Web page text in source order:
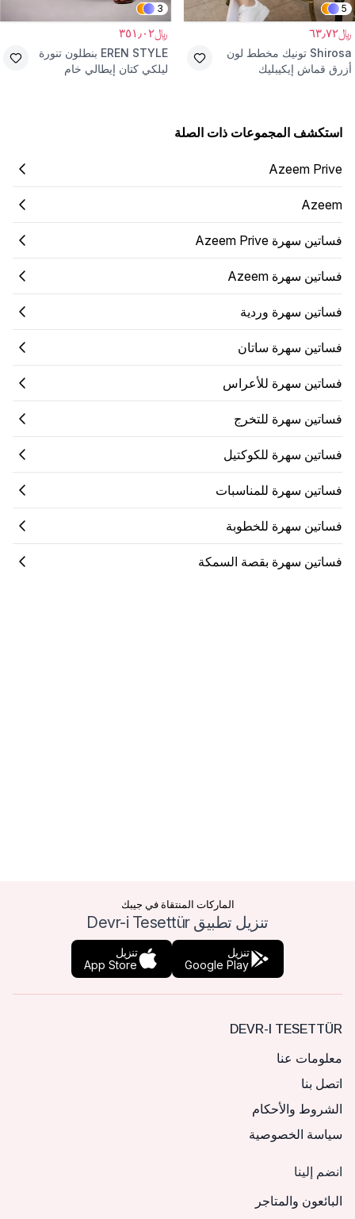
5
﷼٦٣٫٧٢
Shirosa تونيك مخطط لون
أزرق قماش إيكيبليك
3
﷼٣٥١٫٠٢
EREN STYLE بنطلون تنورة
ليلكي كتان إيطالي خام
استكشف المجموعات ذات الصلة
Azeem Prive
Azeem
فساتين سهرة Azeem Prive
فساتين سهرة Azeem
فساتين سهرة وردية
فساتين سهرة ساتان
فساتين سهرة للأعراس
فساتين سهرة للتخرج
فساتين سهرة للكوكتيل
فساتين سهرة للمناسبات
فساتين سهرة للخطوبة
فساتين سهرة بقصة السمكة
الماركات المنتقاة في جيبك
تنزيل تطبيق Devr-i Tesettür
تنزيل
Google Play
تنزيل
App Store
DEVR-I TESETTÜR
معلومات عنا
اتصل بنا
الشروط والأحكام
سياسة الخصوصية
انضم إلينا
البائعون والمتاجر